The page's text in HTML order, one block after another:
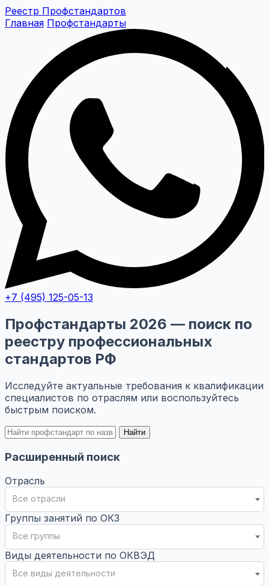
Реестр Профстандартов
Главная Профстандарты
+7 (495) 125-05-13
Профстандарты 2026 — поиск по
реестру профессиональных
стандартов РФ
Исследуйте актуальные требования к квалификации
специалистов по отраслям или воспользуйтесь
быстрым поиском.
Найти
Расширенный поиск
Отрасль
Все отрасли
Группы занятий по ОКЗ
Все группы
Виды деятельности по ОКВЭД
Все виды деятельности